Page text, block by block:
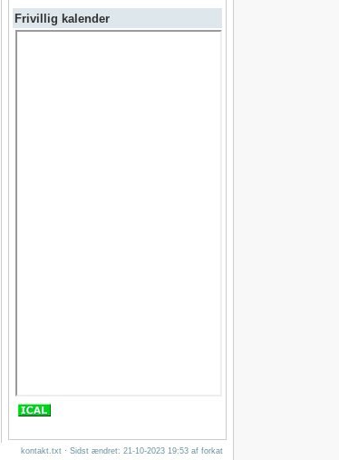
Frivillig kalender
kontakt.txt· Sidst ændret: 21-10-2023 19:53 af forkat